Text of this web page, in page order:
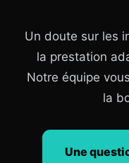
Un doute sur les
la prestation
Notre équipe
la
Une